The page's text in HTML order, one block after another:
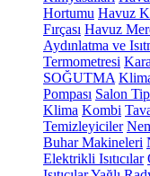
Hortumu Havuz
Fırçası Havuz
Aydınlatma ve
Termometresi
SOĞUTMA
Pompası Salon
Klima Kombi
Temizleyiciler
Buhar Makineleri
Elektrikli Isıtıcılar